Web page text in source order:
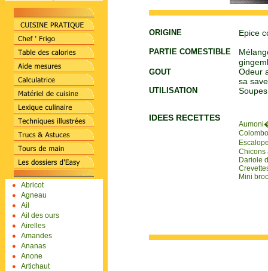
Abricot
Agneau
Ail
Ail des ours
Airelles
Amandes
Ananas
Anone
Artichaut
ORIGINE Epice
PARTIE COMESTIBLE
GOUT
Odeur
sa
UTILISATION
IDEES RECETTES
Chicons
Dariole
Mini